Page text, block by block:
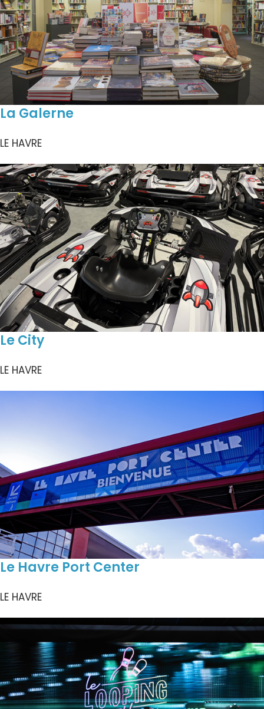
La Galerne
LE HAVRE
Le City
LE HAVRE
Le Havre Port Center
LE HAVRE